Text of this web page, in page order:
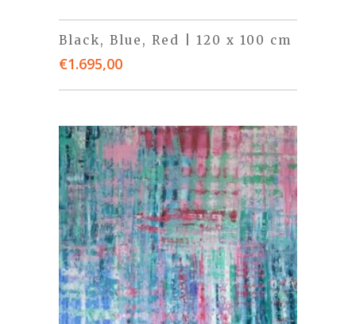
Black, Blue, Red | 120 x 100 cm
€1.695,00